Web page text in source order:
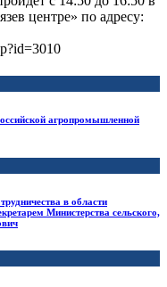
центре» по адресу:
агропромышленной
в области
Министерства сельского,